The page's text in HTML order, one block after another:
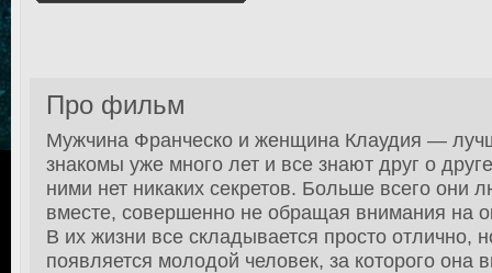
Про фильм
Мужчина Франческо и женщина Клаудия —
знакомы уже много лет и все знают друг о
ними нет никаких секретов. Больше всего они
вместе, совершенно не обращая внимания на
В их жизни все складывается просто отлично,
появляется молодой человек, за которого она